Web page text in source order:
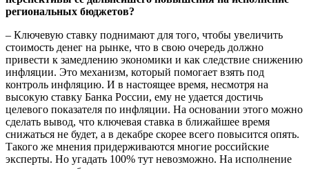
региональных бюджетов?
– Ключевую ставку поднимают для того, чтобы увеличить
стоимость денег на рынке, что в свою очередь должно
привести к замедлению экономики и как следствие снижению
инфляции. Это механизм, который помогает взять под
контроль инфляцию. И в настоящее время, несмотря на
высокую ставку Банка России, ему не удается достичь
целевого показателя по инфляции. На основании этого можно
сделать вывод, что ключевая ставка в ближайшее время
снижаться не будет, а в декабре скорее всего повысится опять.
Такого же мнения придерживаются многие российские
эксперты. Но угадать 100% тут невозможно. На исполнение